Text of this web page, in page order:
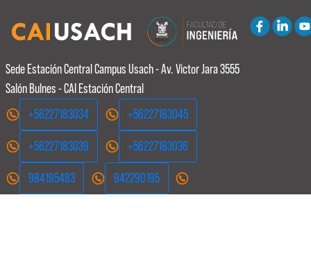
Sede Estación Central Campus Usach - Av. Victor Jara 3555
Salón Bulnes - CAI Estación Central
+56227183034
+56227183045
+56227183039 +56227183036
984195483 942290195